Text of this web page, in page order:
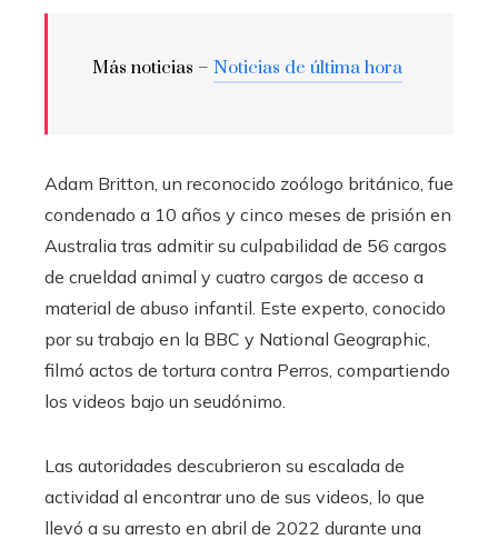
Más noticias – Noticias de última hora
Adam Britton, un reconocido zoólogo británico, fue
condenado a 10 años y cinco meses de prisión en
Australia tras admitir su culpabilidad de 56 cargos
de crueldad animal y cuatro cargos de acceso a
material de abuso infantil. Este experto, conocido
por su trabajo en la BBC y National Geographic,
filmó actos de tortura contra Perros, compartiendo
los videos bajo un seudónimo.
Las autoridades descubrieron su escalada de
actividad al encontrar uno de sus videos, lo que
llevó a su arresto en abril de 2022 durante una